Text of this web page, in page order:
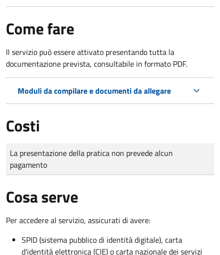
Come fare
Il servizio può essere attivato presentando tutta la
documentazione prevista, consultabile in formato PDF.
Moduli da compilare e documenti da allegare
Costi
Tipo di pagamento
Importo
La presentazione della pratica non prevede alcun
pagamento
Cosa serve
Per accedere al servizio, assicurati di avere:
SPID (sistema pubblico di identità digitale), carta
d’identità elettronica (CIE) o carta nazionale dei servizi